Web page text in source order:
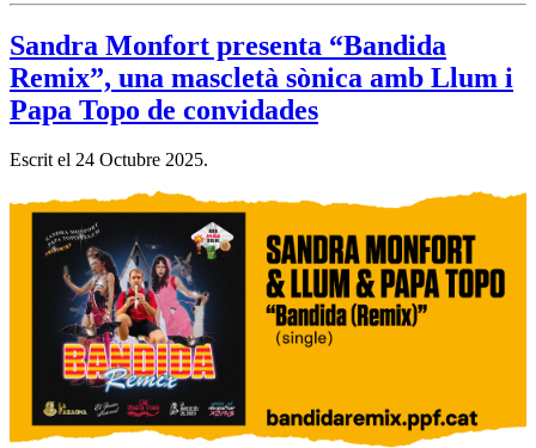
Sandra Monfort presenta “Bandida
Remix”, una mascletà sònica amb Llum i
Papa Topo de convidades
Escrit el 24 Octubre 2025.